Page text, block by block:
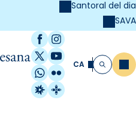
Santoral del dia
SAVA
Facebook
Instagram
X / Twitter
YouTube
WhatsApp
Flickr
Radio Estel
Catalunya
CA Cerca